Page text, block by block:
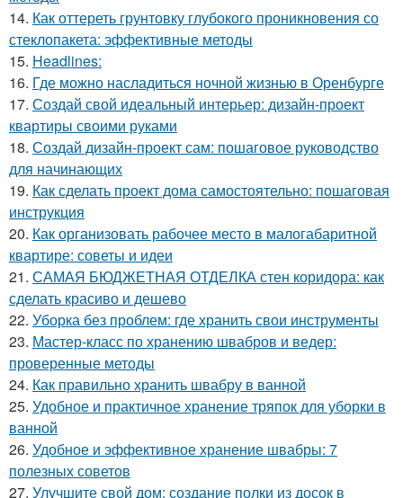
14. Как оттереть грунтовку глубокого проникновения со
стеклопакета: эффективные методы
15. Headlines:
16. Где можно насладиться ночной жизнью в Оренбурге
17. Создай свой идеальный интерьер: дизайн-проект
квартиры своими руками
18. Создай дизайн-проект сам: пошаговое руководство
для начинающих
19. Как сделать проект дома самостоятельно: пошаговая
инструкция
20. Как организовать рабочее место в малогабаритной
квартире: советы и идеи
21. САМАЯ БЮДЖЕТНАЯ ОТДЕЛКА стен коридора: как
сделать красиво и дешево
22. Уборка без проблем: где хранить свои инструменты
23. Мастер-класс по хранению швабров и ведер:
проверенные методы
24. Как правильно хранить швабру в ванной
25. Удобное и практичное хранение тряпок для уборки в
ванной
26. Удобное и эффективное хранение швабры: 7
полезных советов
27. Улучшите свой дом: создание полки из досок в